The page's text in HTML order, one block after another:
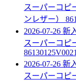
スーパーコピ
ンレザー）
2026-07-26 新
スーパーコピ
2026-07-26 新
スーパーコピ